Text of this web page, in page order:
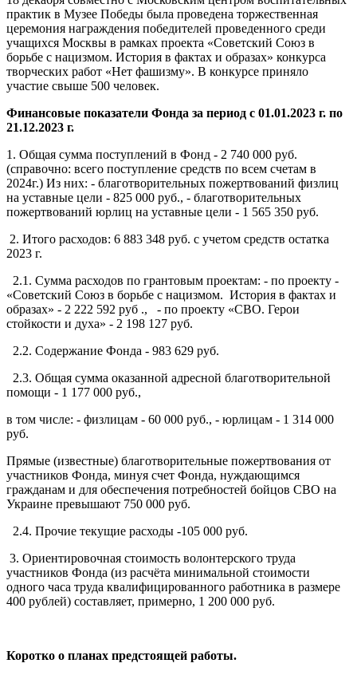
практик в Музее Победы была проведена торжественная
церемония награждения победителей проведенного среди
учащихся Москвы в рамках проекта «Советский Союз в
борьбе с нацизмом. История в фактах и образах» конкурса
творческих работ «Нет фашизму». В конкурсе приняло
участие свыше 500 человек.
Финансовые показатели Фонда за период с 01.01.2023 г. по
21.12.2023 г.
1. Общая сумма поступлений в Фонд - 2 740 000 руб.
(справочно: всего поступление средств по всем счетам в
2024г.) Из них: - благотворительных пожертвований физлиц
на уставные цели - 825 000 руб., - благотворительных
пожертвований юрлиц на уставные цели - 1 565 350 руб.
2. Итого расходов: 6 883 348 руб. с учетом средств остатка
2023 г.
2.1. Сумма расходов по грантовым проектам: - по проекту -
«Советский Союз в борьбе с нацизмом. История в фактах и
образах» - 2 222 592 руб ., - по проекту «СВО. Герои
стойкости и духа» - 2 198 127 руб.
2.2. Содержание Фонда - 983 629 руб.
2.3. Общая сумма оказанной адресной благотворительной
помощи - 1 177 000 руб.,
в том числе: - физлицам - 60 000 руб., - юрлицам - 1 314 000
руб.
Прямые (известные) благотворительные пожертвования от
участников Фонда, минуя счет Фонда, нуждающимся
гражданам и для обеспечения потребностей бойцов СВО на
Украине превышают 750 000 руб.
2.4. Прочие текущие расходы -105 000 руб.
3. Ориентировочная стоимость волонтерского труда
участников Фонда (из расчёта минимальной стоимости
одного часа труда квалифицированного работника в размере
400 рублей) составляет, примерно, 1 200 000 руб.
Коротко о планах предстоящей работы.